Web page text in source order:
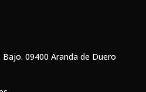
09400 Aranda de Duero